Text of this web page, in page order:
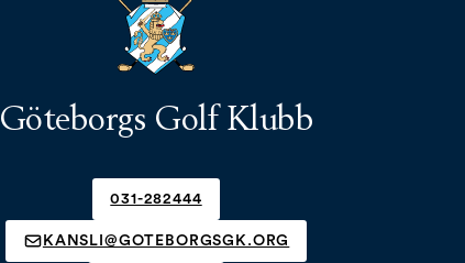
Göteborgs Golf Klubb
031-282444
KANSLI@GOTEBORGSGK.ORG